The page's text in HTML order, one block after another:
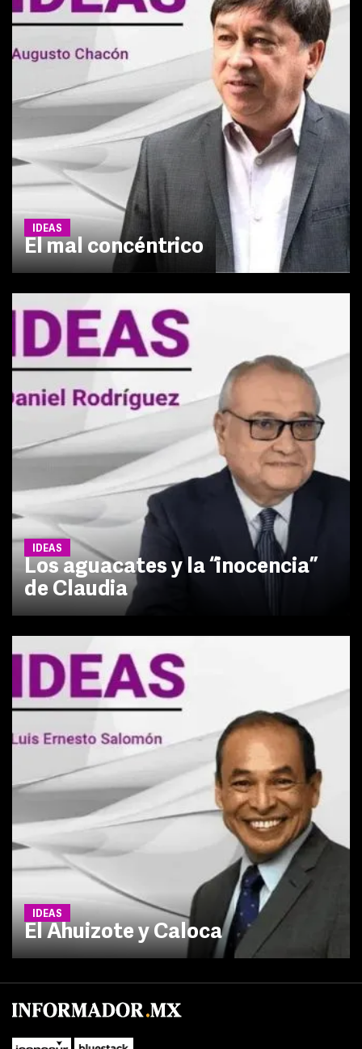
IDEAS
El mal concéntrico
IDEAS
Los aguacates y la “inocencia”
de Claudia
IDEAS
El Ahuizote y Caloca